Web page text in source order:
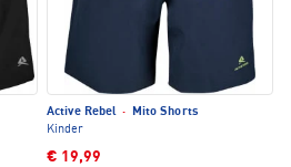
Active Rebel ·
Mito Shorts
Kinder
€ 19,99